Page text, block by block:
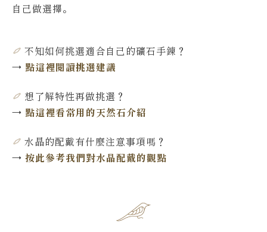
自己做選擇。
不知如何挑選適合自己的礦石手鍊 ？
→ 點這裡閱讀挑選建議
想了解特性再做挑選 ？
→ 點這裡看常用的天然石介紹
水晶的配戴有什麼注意事項嗎？
→ 按此參考我們對水晶配戴的觀點